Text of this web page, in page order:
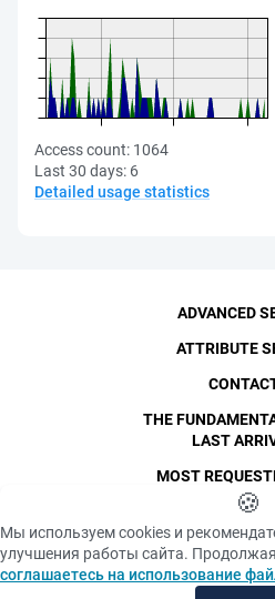
Access count: 1064
Last 30 days: 6
Detailed usage statistics
SPbPU,
Copyright and
The
published
consent of the
Privacy
«Cookie»
ADVANCED
ATTRIBUTE
THE
LAST
MOST
🍪
Мы используем cookies и
улучшения работы сайта.
соглашаетесь на использование